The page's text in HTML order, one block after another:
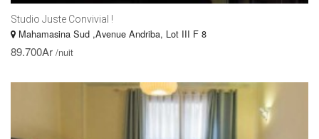
Studio Juste Convivial !
Mahamasina Sud ,Avenue Andriba, Lot III F 8
89.700Ar /nuit